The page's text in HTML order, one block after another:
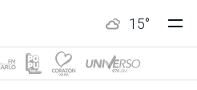
15°